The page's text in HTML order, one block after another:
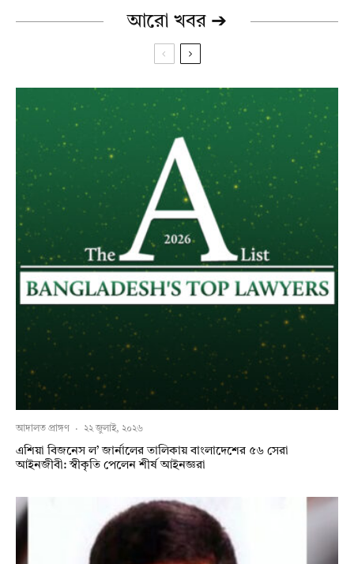
আরো খবর ➔
আদালত প্রাঙ্গণ · ২২ জুলাই, ২০২৬
এশিয়া বিজনেস ল’ জার্নালের তালিকায় বাংলাদেশের ৫৬ সেরা
আইনজীবী: স্বীকৃতি পেলেন শীর্ষ আইনজ্ঞরা